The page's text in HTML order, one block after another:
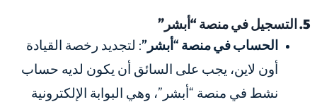
5. التسجيل في منصة “أبشر”
الحساب في منصة “أبشر”: لتجديد رخصة القيادة
أون لاين، يجب على السائق أن يكون لديه حساب
نشط في منصة “أبشر”، وهي البوابة الإلكترونية